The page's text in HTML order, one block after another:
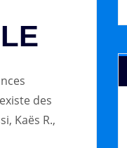
des
Kaës R.,